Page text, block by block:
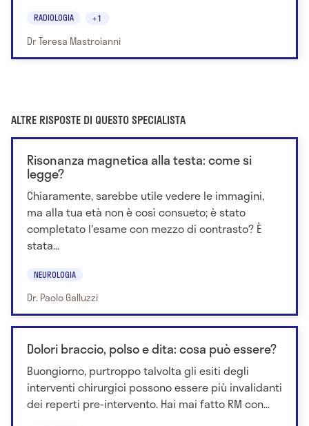
RADIOLOGIA +1
Dr Teresa Mastroianni
ALTRE RISPOSTE DI QUESTO SPECIALISTA
Risonanza magnetica alla testa: come si
legge?
Chiaramente, sarebbe utile vedere le immagini,
ma alla tua età non è così consueto; è stato
completato l'esame con mezzo di contrasto? È
stata...
NEUROLOGIA
Dr. Paolo Galluzzi
Dolori braccio, polso e dita: cosa può essere?
Buongiorno, purtroppo talvolta gli esiti degli
interventi chirurgici possono essere più invalidanti
dei reperti pre-intervento. Hai mai fatto RM con...